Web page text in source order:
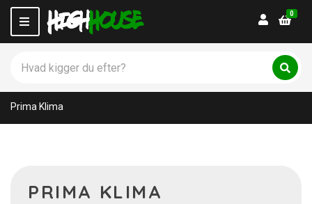
M
e
u
t
e
g
r
o
S
Login
0
Prima Klima
PRIMA KLIMA